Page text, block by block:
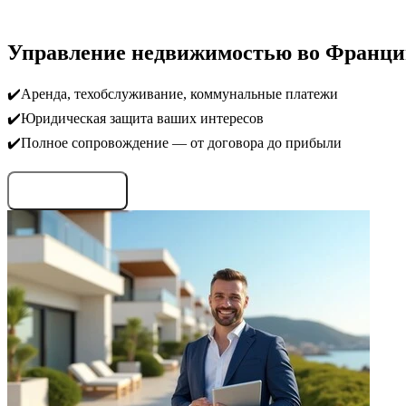
Управление недвижимостью во
✔️Аренда, техобслуживание, коммунальные платежи
✔️Юридическая защита ваших интересов
✔️Полное сопровождение — от договора до прибыли